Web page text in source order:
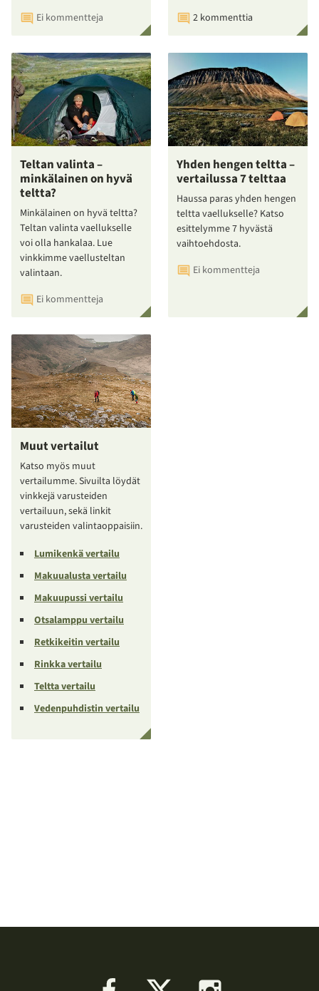
Ei kommentteja
2 kommenttia
Teltan valinta –
minkälainen on hyvä
teltta?
Minkälainen on hyvä teltta?
Teltan valinta vaellukselle
voi olla hankalaa. Lue
vinkkimme vaellusteltan
valintaan.
Ei kommentteja
Yhden hengen teltta –
vertailussa 7 telttaa
Haussa paras yhden hengen
teltta vaellukselle? Katso
esittelymme 7 hyvästä
vaihtoehdosta.
Ei kommentteja
Muut vertailut
Katso myös muut
vertailumme. Sivuilta löydät
vinkkejä varusteiden
vertailuun, sekä linkit
varusteiden valintaoppaisiin.
Lumikenkä vertailu
Makuualusta vertailu
Makuupussi vertailu
Otsalamppu vertailu
Retkikeitin vertailu
Rinkka vertailu
Teltta vertailu
Vedenpuhdistin vertailu
Facebook